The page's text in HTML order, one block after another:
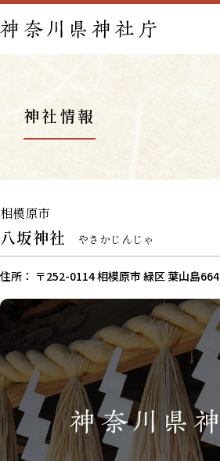
神社情報
相模原市
八坂神社 やさかじんじゃ
住所： 〒252-0114 相模原市 緑区 葉山島664